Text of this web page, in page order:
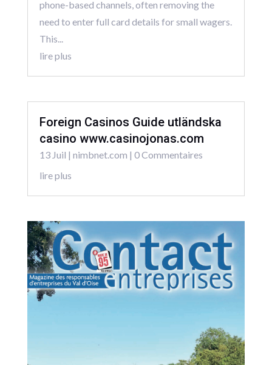
phone-based channels, often removing the
need to enter full card details for small wagers.
This...
lire plus
Foreign Casinos Guide utländska
casino www.casinojonas.com
13 Juil | nimbnet.com | 0 Commentaires
lire plus